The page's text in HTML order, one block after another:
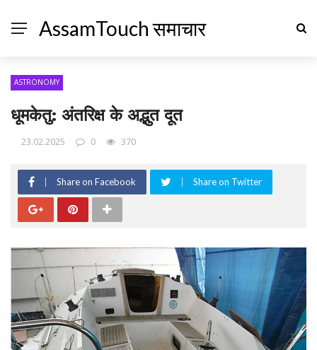
AssamTouch समाचार
ASTRONOMY
धूमकेतु: अंतरिक्ष के अद्भुत दूत
23.02.2025 0 370
Share on Facebook Share on Twitter